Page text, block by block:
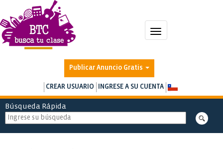
Toggle
navigation
Publicar Anuncio Gratis
CREAR USUARIO INGRESE A SU CUENTA
Búsqueda Rápida